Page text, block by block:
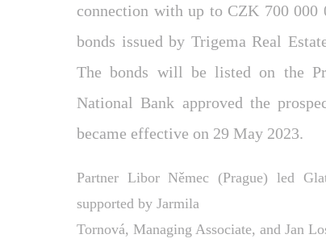
connection with up to CZK 700
bonds issued by Trigema Real
The bonds will be listed on the
National Bank approved the
became effective on 29 May 2023.
Partner Libor Němec (Prague) led
supported by Jarmila
Tornová, Managing Associate, and Jan